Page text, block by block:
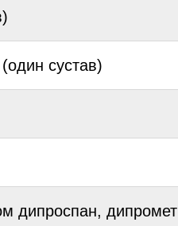
сустав)
дипроспан, дипромет